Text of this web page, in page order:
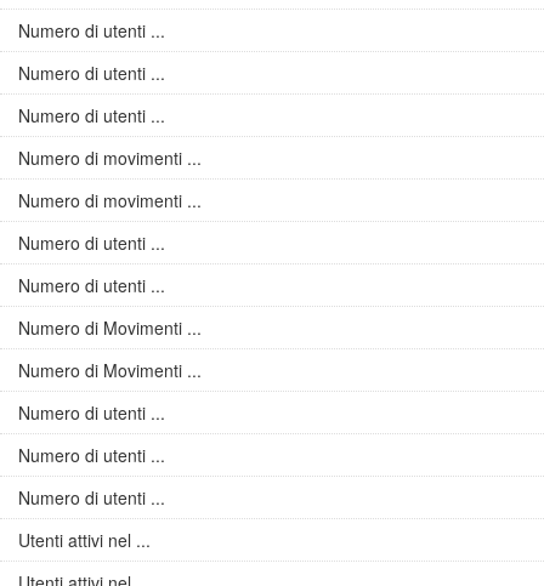
Numero di utenti ...
Numero di utenti ...
Numero di utenti ...
Numero di movimenti ...
Numero di movimenti ...
Numero di utenti ...
Numero di utenti ...
Numero di Movimenti ...
Numero di Movimenti ...
Numero di utenti ...
Numero di utenti ...
Numero di utenti ...
Utenti attivi nel ...